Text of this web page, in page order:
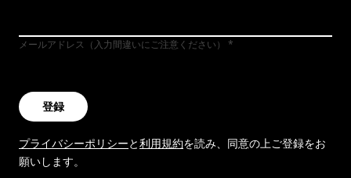
メールアドレス（入力間違いにご注意ください）
登録
プライバシーポリシーと利用規約を読み、同意の上ご登録をお
願いします。